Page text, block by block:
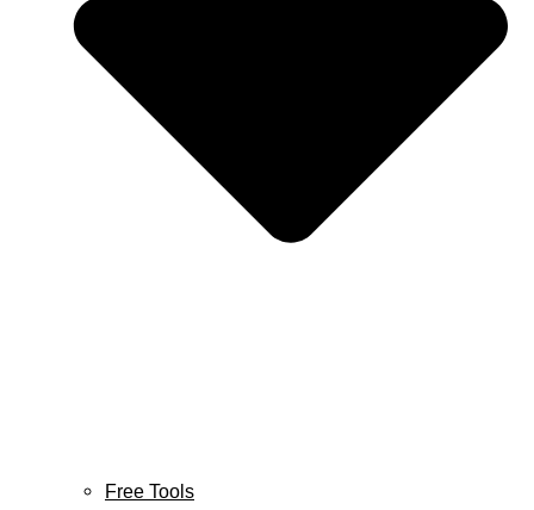
Free Tools